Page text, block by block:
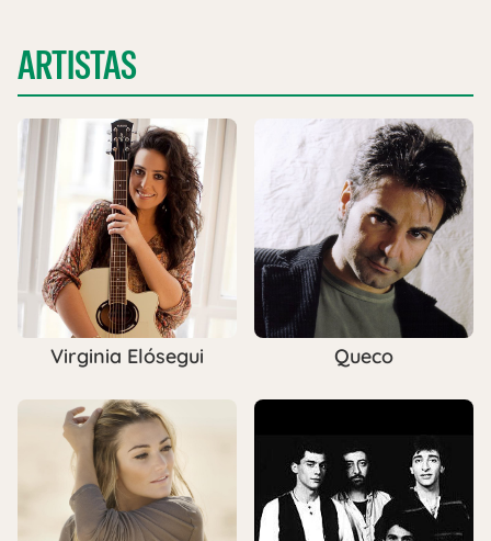
ARTISTAS
Virginia Elósegui Queco